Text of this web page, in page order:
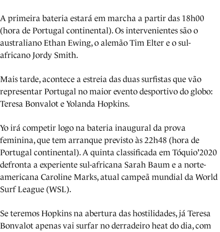
A primeira bateria estará em marcha a partir das 18h00
(hora de Portugal continental). Os intervenientes são o
australiano Ethan Ewing, o alemão Tim Elter e o sul-
africano Jordy Smith.
Mais tarde, acontece a estreia das duas surfistas que vão
representar Portugal no maior evento desportivo do globo:
Teresa Bonvalot e Yolanda Hopkins.
Yo irá competir logo na bateria inaugural da prova
feminina, que tem arranque previsto às 22h48 (hora de
Portugal continental). A quinta classificada em Tóquio'2020
defronta a experiente sul-africana Sarah Baum e a norte-
americana Caroline Marks, atual campeã mundial da World
Surf League (WSL).
Se teremos Hopkins na abertura das hostilidades, já Teresa
Bonvalot apenas vai surfar no derradeiro heat do dia, com